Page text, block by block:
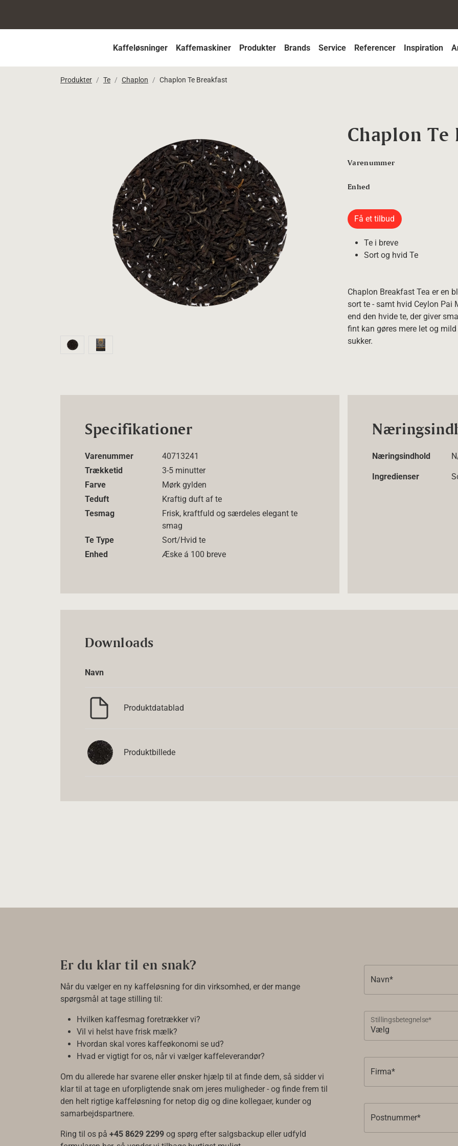
Kaffeløsninger Kaffemaskiner Produkter Brands Service Referencer Inspiration
Produkter Te Chaplon Chaplon Te Breakfast
Chaplon Te
Varenummer
Enhed
Få et tilbud
Te i breve
Sort og hvid Te
Chaplon Breakfast Tea er en
sort te - samt hvid Ceylon Pai
end den hvide te, der giver
fint kan gøres mere let og
sukker.
Specifikationer
Varenummer
40713241
Trækketid
3-5 minutter
Farve
Mørk gylden
Teduft
Kraftig duft af te
Tesmag
Frisk, kraftfuld og særdeles elegant te
smag
Te Type
Sort/Hvid te
Enhed
Æske á 100 breve
Næringsindhold
Ingredienser
Downloads
Navn
Produktdatablad
Produktbillede
Er du klar til en snak?
Når du vælger en ny kaffeløsning for din virksomhed, er der mange
spørgsmål at tage stilling til:
Hvilken kaffesmag foretrækker vi?
Vil vi helst have frisk mælk?
Hvordan skal vores kaffeøkonomi se ud?
Hvad er vigtigt for os, når vi vælger kaffeleverandør?
Om du allerede har svarene eller ønsker hjælp til at finde dem, så sidder vi
klar til at tage en uforpligtende snak om jeres muligheder - og finde frem til
den helt rigtige kaffeløsning for netop dig og dine kollegaer, kunder og
samarbejdspartnere.
Ring til os på +45 8629 2299 og spørg efter salgsbackup eller udfyld
Navn*
Stillingsbetegnelse*
Firma*
Postnummer*